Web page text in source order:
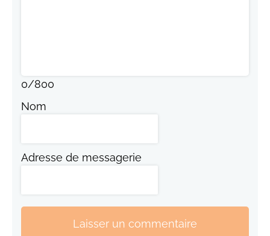
0/800
Nom
Adresse de messagerie
Laisser un commentaire